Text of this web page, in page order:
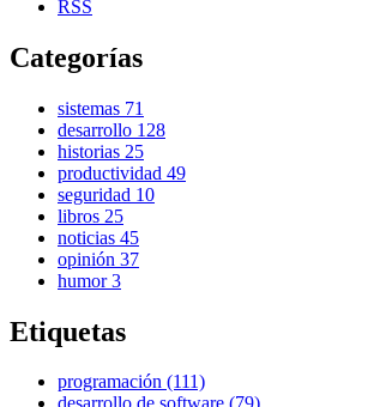
RSS
Categorías
sistemas 71
desarrollo 128
historias 25
productividad 49
seguridad 10
libros 25
noticias 45
opinión 37
humor3
Etiquetas
programación (111)